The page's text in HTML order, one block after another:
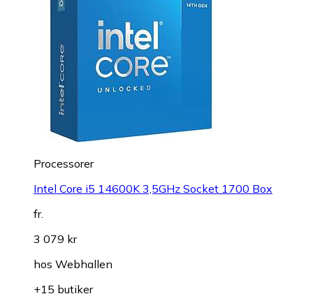
Processorer
Intel Core i5 14600K 3,5GHz Socket 1700 Box
fr.
3 079 kr
hos Webhallen
+15 butiker